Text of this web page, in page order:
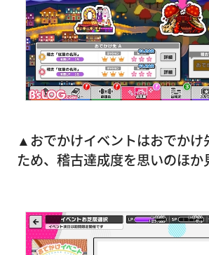
▲おでかけイベントはおでかけ
ため、稽古達成度を思いのほか